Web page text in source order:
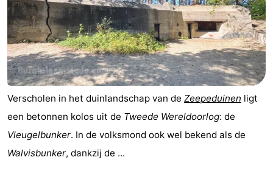
Verscholen in het duinlandschap van de Zeepeduinen ligt
een betonnen kolos uit de Tweede Wereldoorlog: de
Vleugelbunker. In de volksmond ook wel bekend als de
Walvisbunker, dankzij de ...